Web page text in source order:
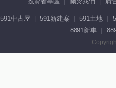
591中古屋 591新建案 591土地
8891新車